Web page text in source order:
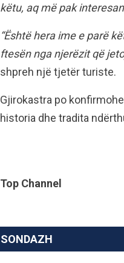
këtu, aq më pak
“Është hera ime e parë
ftesën nga njerëzit që
shpreh një tjetër turiste.
Gjirokastra po
historia dhe tradita
Top Channel
SONDAZH